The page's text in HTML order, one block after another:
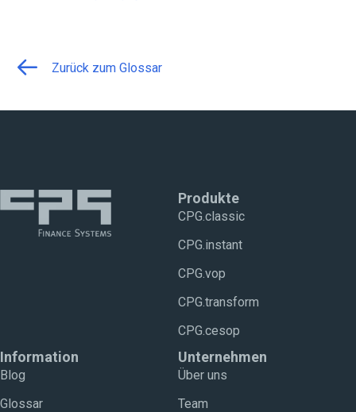
Zurück zum Glossar
Produkte
CPG.classic
CPG.instant
CPG.vop
CPG.transform
CPG.cesop
Information
Blog
Glossar
Unternehmen
Über uns
Team